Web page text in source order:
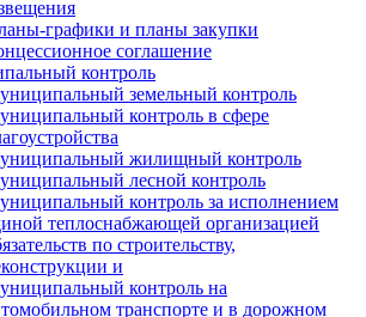
графики и планы закупки
соглашение
контроль
земельный контроль
контроль в сфере
жилищный контроль
лесной контроль
контроль за исполнением
теплоснабжающей организацией
по строительству,
и
контроль на
транспорте и в дорожном